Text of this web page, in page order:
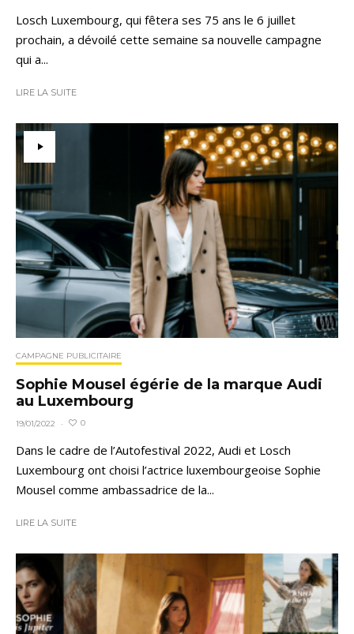
Losch Luxembourg, qui fêtera ses 75 ans le 6 juillet
prochain, a dévoilé cette semaine sa nouvelle campagne
qui a...
LIRE LA SUITE
CAMPAGNE PUBLICITAIRE
Sophie Mousel égérie de la marque Audi
au Luxembourg
19/01/2022 · 0
Dans le cadre de l’Autofestival 2022, Audi et Losch
Luxembourg ont choisi l’actrice luxembourgeoise Sophie
Mousel comme ambassadrice de la...
LIRE LA SUITE